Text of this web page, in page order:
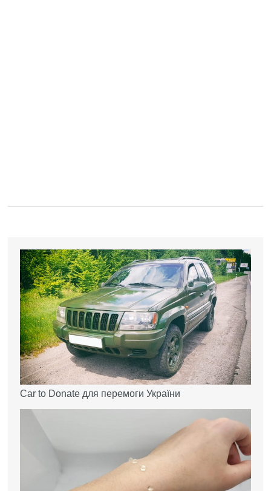
Car to Donate для перемоги України